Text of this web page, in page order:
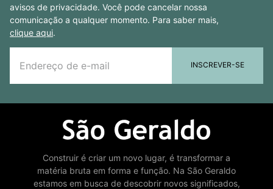
avisos de privacidade. Você pode cancelar nossa
comunicação a qualquer momento. Para saber mais,
clique aqui.
INSCREVER-SE
Construir é criar um novo lugar, é transformar a
matéria bruta em forma e função. Na São Geraldo
estamos em busca de descobrir novos significados,